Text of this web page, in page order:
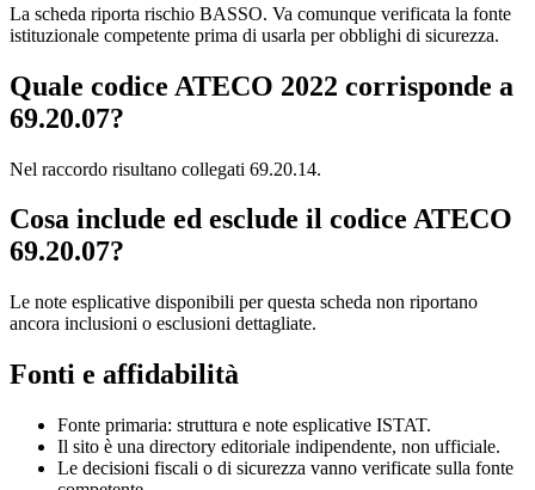
La scheda riporta rischio BASSO. Va comunque verificata la fonte
istituzionale competente prima di usarla per obblighi di sicurezza.
Quale codice ATECO 2022 corrisponde a
69.20.07?
Nel raccordo risultano collegati 69.20.14.
Cosa include ed esclude il codice ATECO
69.20.07?
Le note esplicative disponibili per questa scheda non riportano
ancora inclusioni o esclusioni dettagliate.
Fonti e affidabilità
Fonte primaria: struttura e note esplicative ISTAT.
Il sito è una directory editoriale indipendente, non ufficiale.
Le decisioni fiscali o di sicurezza vanno verificate sulla fonte